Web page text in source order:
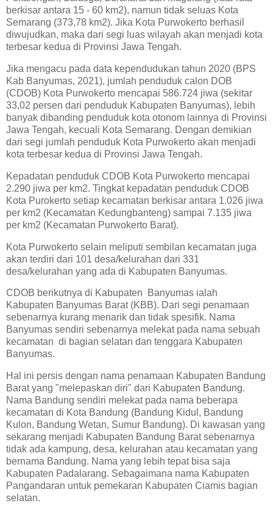
berkisar antara 15 - 60 km2), namun tidak seluas Kota
Semarang (373,78 km2). Jika Kota Purwokerto berhasil
diwujudkan, maka dari segi luas wilayah akan menjadi kota
terbesar kedua di Provinsi Jawa Tengah.
Jika mengacu pada data kependudukan tahun 2020 (BPS
Kab Banyumas, 2021), jumlah penduduk calon DOB
(CDOB) Kota Purwokerto mencapai 586.724 jiwa (sekitar
33,02 persen dari penduduk Kabupaten Banyumas), lebih
banyak dibanding penduduk kota otonom lainnya di Provinsi
Jawa Tengah, kecuali Kota Semarang. Dengan demikian
dari segi jumlah penduduk Kota Purwokerto akan menjadi
kota terbesar kedua di Provinsi Jawa Tengah.
Kepadatan penduduk CDOB Kota Purwokerto mencapai
2.290 jiwa per km2. Tingkat kepadatan penduduk CDOB
Kota Purokerto setiap kecamatan berkisar antara 1.026 jiwa
per km2 (Kecamatan Kedungbanteng) sampai 7.135 jiwa
per km2 (Kecamatan Purwokerto Barat).
Kota Purwokerto selain meliputi sembilan kecamatan juga
akan terdiri dari 101 desa/kelurahan dari 331
desa/kelurahan yang ada di Kabupaten Banyumas.
CDOB berikutnya di Kabupaten Banyumas ialah
Kabupaten Banyumas Barat (KBB). Dari segi penamaan
sebenarnya kurang menarik dan tidak spesifik. Nama
Banyumas sendiri sebenarnya melekat pada nama sebuah
kecamatan di bagian selatan dan tenggara Kabupaten
Banyumas.
Hal ini persis dengan nama penamaan Kabupaten Bandung
Barat yang "melepaskan diri" dari Kabupaten Bandung.
Nama Bandung sendiri melekat pada nama beberapa
kecamatan di Kota Bandung (Bandung Kidul, Bandung
Kulon, Bandung Wetan, Sumur Bandung). Di kawasan yang
sekarang menjadi Kabupaten Bandung Barat sebenarnya
tidak ada kampung, desa, kelurahan atau kecamatan yang
bernama Bandung. Nama yang lebih tepat bisa saja
Kabupaten Padalarang. Sebagaimana nama Kabupaten
Pangandaran untuk pemekaran Kabupaten Ciamis bagian
selatan.